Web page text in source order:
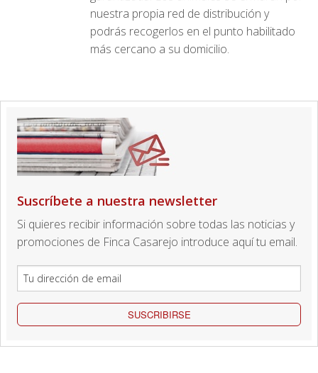
nuestra propia red de distribución y
podrás recogerlos en el punto habilitado
más cercano a su domicilio.
Suscríbete a nuestra newsletter
Si quieres recibir información sobre todas las noticias y
promociones de Finca Casarejo introduce aquí tu email.
SUSCRIBIRSE